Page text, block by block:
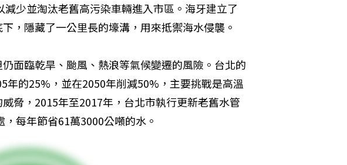
少並淘汰老舊高污染車輛進入市區。海牙建立了
，隱藏了一公里長的壕溝，用來抵禦海水侵襲。
面臨乾旱、颱風、熱浪等氣候變遷的風險。台北的
年的25%，並在2050年削減50%，主要挑戰是高溫
脅，2015年至2017年，台北市執行更新老舊水管
每年節省61萬3000公噸的水。